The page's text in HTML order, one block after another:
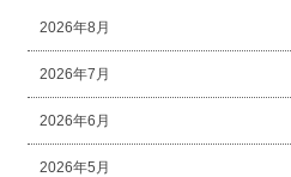
2026年8月
2026年7月
2026年6月
2026年5月